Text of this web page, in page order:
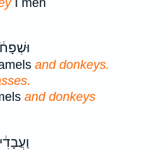
and donkeys.
and donkeys